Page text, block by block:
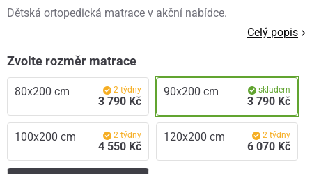
Dětská ortopedická matrace v akční nabídce.
Celý popis
Zvolte rozměr matrace
80x200 cm 2 týdny
3 790 Kč
90x200 cm skladem
3 790 Kč
100x200 cm 2 týdny
4 550 Kč
120x200 cm 2 týdny
6 070 Kč